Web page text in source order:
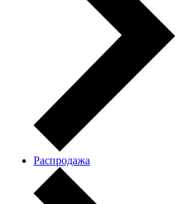
Распродажа